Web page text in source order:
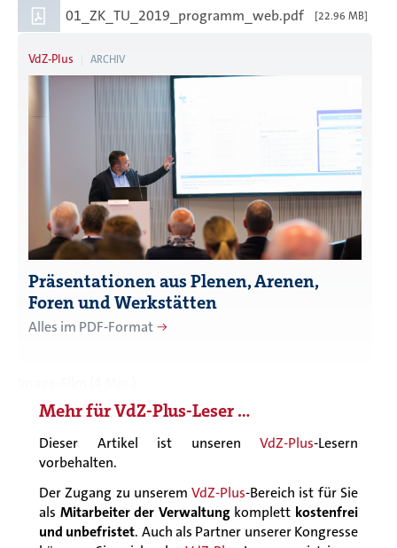
01_ZK_TU_2019_programm_web.pdf [22.96 MB]
VdZ-Plus ARCHIV
Präsentationen aus Plenen, Arenen,
Foren und Werkstätten
Alles im PDF-Format
Mehr fürVdZ-Plus-Leser …
Dieser Artikel ist unseren VdZ-Plus-Lesern
vorbehalten.
Der Zugang zu unseremVdZ-Plus-Bereich ist für Sie
als Mitarbeiter der Verwaltungkomplett kostenfrei
und unbefristet. Auch als Partner unserer Kongresse